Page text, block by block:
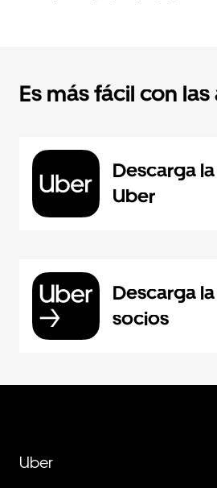
Es más fácil con
Descarga
Uber
Descarga
socios
Uber